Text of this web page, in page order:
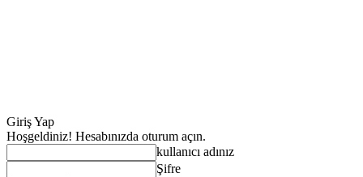
Giriş Yap
Hoşgeldiniz! Hesabınızda oturum açın.
kullanıcı adınız
Şifre